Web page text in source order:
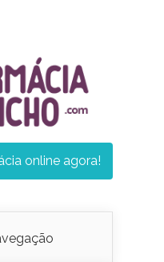
online agora!